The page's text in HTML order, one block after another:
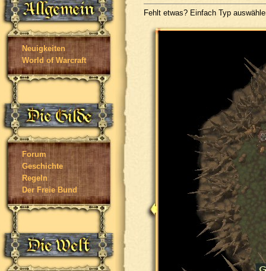
Neuigkeiten
World of Warcraft
Forum
Geschichte
Regeln
Der Freie Bund
Fehlt etwas? Einfach Typ